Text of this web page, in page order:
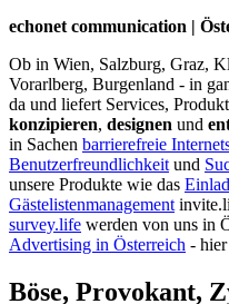
echonet communication |
Ob in Wien, Salzburg, Graz,
Vorarlberg, Burgenland - in
da und liefert Services,
konzipieren, designen und
in Sachen barrierefreie
Benutzerfreundlichkeitund
unsere Produkte wie das
Gästelistenmanagement
survey.life werden von uns in
Advertising in Österreich -
Böse, Provokant,